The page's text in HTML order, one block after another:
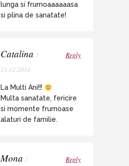
lunga si frumoaaaaaasa
si plina de sanatate!
Catalina /
21.12.2014
Reply
La Multi Ani!!!
Multa sanatate, fericire
si momente frumoase
alaturi de familie.
Mona /
Reply